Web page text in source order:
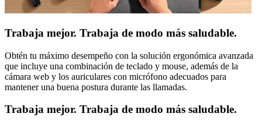
Trabaja mejor. Trabaja de modo más saludable.
Obtén tu máximo desempeño con la solución ergonómica avanzada
que incluye una combinación de teclado y mouse, además de la
cámara web y los auriculares con micrófono adecuados para
mantener una buena postura durante las llamadas.
Trabaja mejor. Trabaja de modo más saludable.